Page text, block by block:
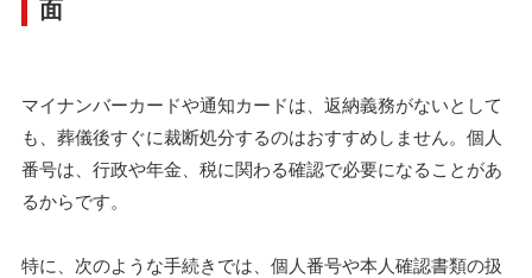
面
マイナンバーカードや通知カードは、返納義務がないとして
も、葬儀後すぐに裁断処分するのはおすすめしません。個人
番号は、行政や年金、税に関わる確認で必要になることがあ
るからです。
特に、次のような手続きでは、個人番号や本人確認書類の扱